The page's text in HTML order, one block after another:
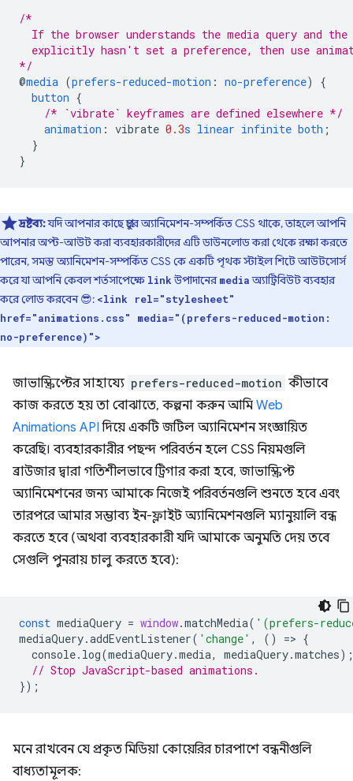
/*
If the browser understands the media query and the
explicitly hasn't set a preference, then use
*/
@media (prefers-reduced-motion : no-preference)
{
button {
/* `vibrate` keyframes are defined elsewhere */
animation : vibrate 0.3s linear infinite both ;
}
}
দ্রষ্টব্য:যদি আপনার কাছে প্রচুর অ্যানিমেশন-সম্পর্কিত CSS থাকে, তাহলে আপনি
আপনার অপ্ট-আউট করা ব্যবহারকারীদের এটি ডাউনলোড করা থেকে রক্ষা করতে
পারেন, সমস্ত অ্যানিমেশন-সম্পর্কিত CSS কে একটি পৃথক স্টাইল শিটে আউটসোর্স
করে যা আপনি কেবল শর্তসাপেক্ষে linkউপাদানেরmediaঅ্যাট্রিবিউট ব্যবহার
করে লোড করবেন 😎: <link rel="stylesheet"
href="animations.css" media="(prefers-reduced-motion:
no-preference)">
জাভাস্ক্রিপ্টের সাহায্যে prefers-reduced-motion কীভাবে
কাজ করতে হয় তা বোঝাতে, কল্পনা করুন আমি Web
Animations API দিয়ে একটি জটিল অ্যানিমেশন সংজ্ঞায়িত
করেছি। ব্যবহারকারীর পছন্দ পরিবর্তন হলে CSS নিয়মগুলি
ব্রাউজার দ্বারা গতিশীলভাবে ট্রিগার করা হবে, জাভাস্ক্রিপ্ট
অ্যানিমেশনের জন্য আমাকে নিজেই পরিবর্তনগুলি শুনতে হবে এবং
তারপরে আমার সম্ভাব্য ইন-ফ্লাইট অ্যানিমেশনগুলি ম্যানুয়ালি বন্ধ
করতে হবে (অথবা ব্যবহারকারী যদি আমাকে অনুমতি দেয় তবে
সেগুলি পুনরায় চালু করতে হবে):
const mediaQuery = window.matchMedia( '(prefers-
mediaQuery.addEventListener( 'change' , () => {
console. log(mediaQuery.media, mediaQuery.matches);
// Stop JavaScript-based animations.
});
মনে রাখবেন যে প্রকৃত মিডিয়া কোয়েরির চারপাশে বন্ধনীগুলি
বাধ্যতামূলক: